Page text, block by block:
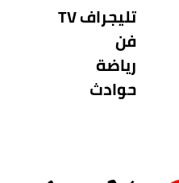
تليجراف TV
فن
رياضة
حوادث